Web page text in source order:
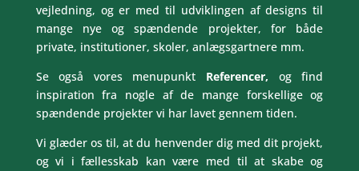
vejledning, og er med til udviklingen af designs til
mange nye og spændende projekter, for både
private, institutioner, skoler, anlægsgartnere mm.
Se også vores menupunkt Referencer, og find
inspiration fra nogle af de mange forskellige og
spændende projekter vi har lavet gennem tiden.
Vi glæder os til, at du henvender dig med dit projekt,
og vi i fællesskab kan være med til at skabe og